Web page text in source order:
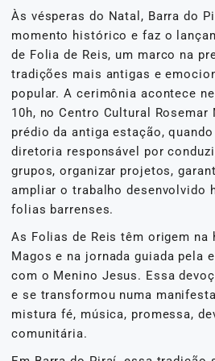
Às vésperas do Natal, Barra do
momento histórico e faz o
de Folia de Reis, um marco na
tradições mais antigas e
popular. A cerimônia acontece
10h, no Centro Cultural Rosemar
prédio da antiga estação,
diretoria responsável por
grupos, organizar projetos,
ampliar o trabalho desenvolvido
folias barrenses.
As Folias de Reis têm origem na
Magos e na jornada guiada pela
com o Menino Jesus. Essa
e se transformou numa
mistura fé, música, promessa,
comunitária.